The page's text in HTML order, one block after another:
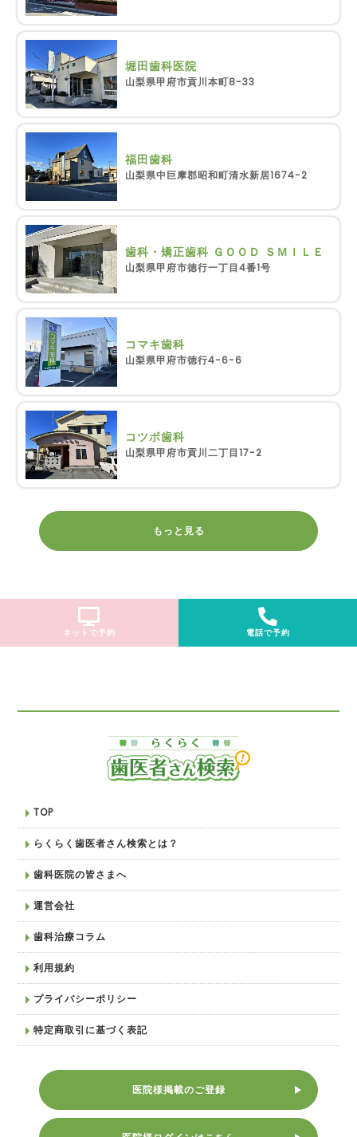
堀田歯科医院
山梨県甲府市貢川本町8-33
福田歯科
山梨県中巨摩郡昭和町清水新居1674-2
歯科・矯正歯科 ＧＯＯＤ ＳＭＩＬＥ
山梨県甲府市徳行一丁目4番1号
コマキ歯科
山梨県甲府市徳行4-6-6
コツボ歯科
山梨県甲府市貢川二丁目17-2
もっと見る
ネットで予約 電話で予約
TOP
らくらく歯医者さん検索とは？
歯科医院の皆さまへ
運営会社
歯科治療コラム
利用規約
プライバシーポリシー
特定商取引に基づく表記
医院様掲載のご登録